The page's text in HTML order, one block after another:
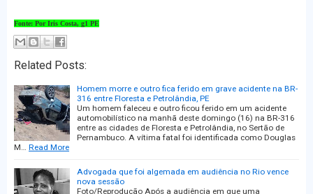
Fonte: Por Iris Costa, g1 PE
Related Posts:
Homem morre e outro fica ferido em grave acidente na BR-
316 entre Floresta e Petrolândia, PE
Um homem faleceu e outro ficou ferido em um acidente
automobilístico na manhã deste domingo (16) na BR-316
entre as cidades de Floresta e Petrolândia, no Sertão de
Pernambuco. A vítima fatal foi identificada como Douglas
M… Read More
Advogada que foi algemada em audiência no Rio vence
nova sessão
Foto/Reprodução Após a audiência em que uma